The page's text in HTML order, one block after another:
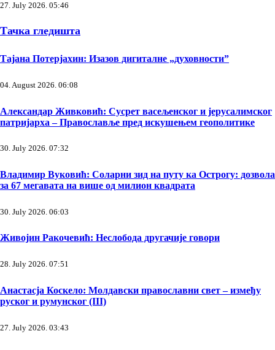
27. July 2026. 05:46
Тачка гледишта
Тајана Потерјахин: Изазов дигиталне „духовности”
04. August 2026. 06:08
Александар Живковић: Сусрет васељенског и јерусалимског
патријарха – Православље пред искушењем геополитике
30. July 2026. 07:32
Владимир Вуковић: Соларни зид на путу ка Острогу: дозвола
за 67 мегавата на више од милион квадрата
30. July 2026. 06:03
Живојин Ракочевић: Неслобода другачије говори
28. July 2026. 07:51
Анастасја Коскело: Молдавски православни свет – између
руског и румунског (III)
27. July 2026. 03:43